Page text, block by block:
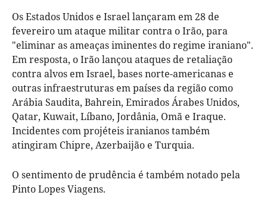
Os Estados Unidos e Israel lançaram em 28 de
fevereiro um ataque militar contra o Irão, para
"eliminar as ameaças iminentes do regime iraniano".
Em resposta, o Irão lançou ataques de retaliação
contra alvos em Israel, bases norte-americanas e
outras infraestruturas em países da região como
Arábia Saudita, Bahrein, Emirados Árabes Unidos,
Qatar, Kuwait, Líbano, Jordânia, Omã e Iraque.
Incidentes com projéteis iranianos também
atingiram Chipre, Azerbaijão e Turquia.
O sentimento de prudência é também notado pela
Pinto Lopes Viagens.